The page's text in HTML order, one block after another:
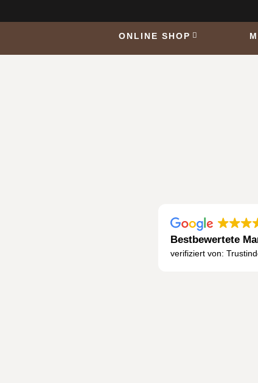
ONLINE SHOP
Bestbewertete
verifiziert von: